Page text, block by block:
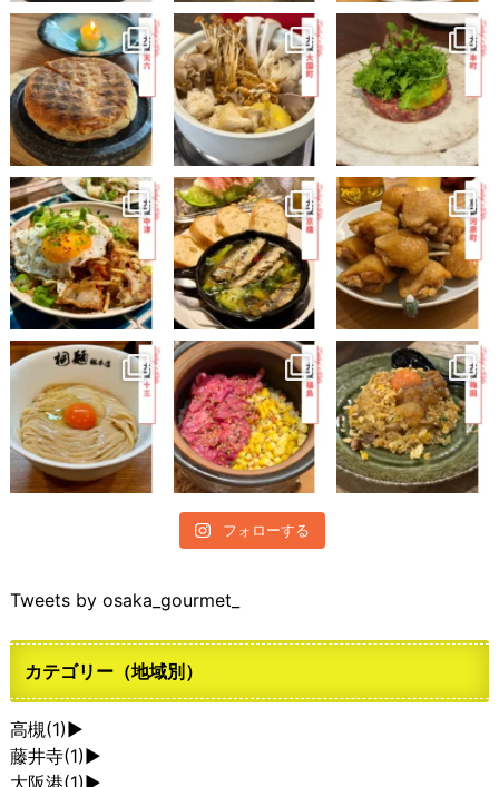
フォローする
Tweets by osaka_gourmet_
カテゴリー（地域別）
高槻(1) ►
藤井寺(1) ►